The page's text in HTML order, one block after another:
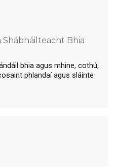
Bhia
bhia agus mhine, cothú,
phlandaí agus sláinte